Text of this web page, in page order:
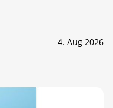
4. Aug 2026